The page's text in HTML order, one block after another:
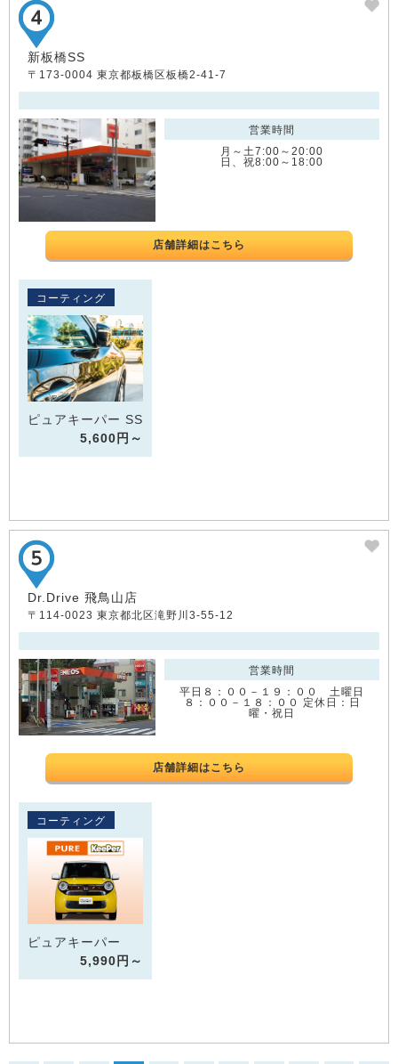
新板橋SS
〒173-0004 東京都板橋区板橋2-41-7
営業時間
月～土7:00～20:00
日、祝8:00～18:00
店舗詳細はこちら
コーティング
ピュアキーパー SS
5,600円～
Dr.Drive 飛鳥山店
〒114-0023 東京都北区滝野川3-55-12
営業時間
平日８：００－１９：００ 土曜日
８：００－１８：００ 定休日：日
曜・祝日
店舗詳細はこちら
コーティング
ピュアキーパー
5,990円～